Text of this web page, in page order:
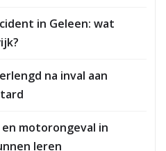
in Geleen: wat
na inval aan
motorongeval in
leren